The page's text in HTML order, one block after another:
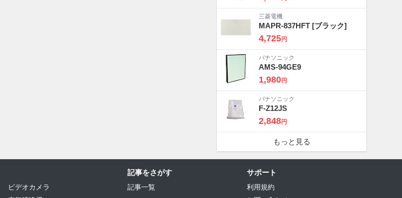
三菱電機
MAPR-837HFT [ブラック]
4,725円
パナソニック
AMS-94GE9
1,980円
パナソニック
F-Z12JS
2,848円
もっと見る
ビデオカメラ
記事をさがす
記事一覧
サポート
利用規約